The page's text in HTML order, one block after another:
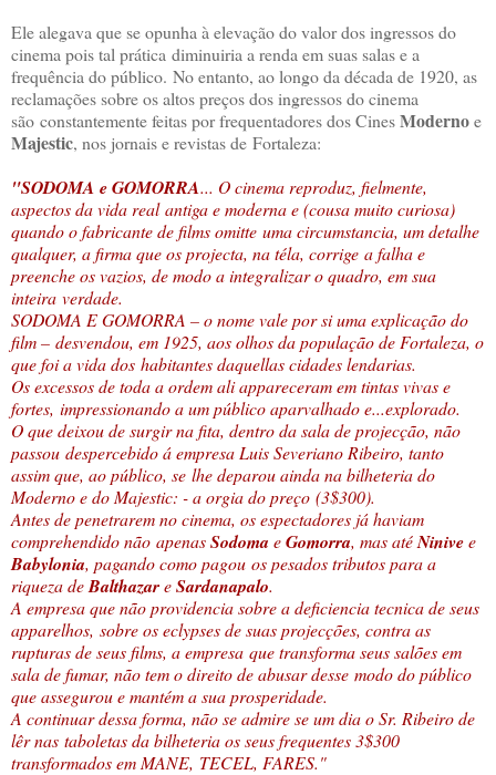
Ele alegava que se opunha à elevação do valor dos ingressos do
cinema pois tal prática diminuiria a renda em suas salas e a
frequência do público. No entanto, ao longo da década de 1920, as
reclamações sobre os altos preços dos ingressos do cinema
são constantemente feitas por frequentadores dos CinesModernoe
Majestic, nos jornais e revistas de Fortaleza:
"SODOMA e GOMORRA... O cinema reproduz, fielmente,
aspectos da vida real antiga e moderna e (cousa muito curiosa)
quando o fabricante de films omitte uma circumstancia, um detalhe
qualquer, a firma que os projecta, na téla, corrige a falha e
preenche os vazios, de modo a integralizar o quadro, em sua
inteira verdade.
SODOMA E GOMORRA – o nome vale por si uma explicação do
film – desvendou, em 1925, aos olhos da população de Fortaleza, o
que foi a vida dos habitantes daquellas cidades lendarias.
Os excessos de toda a ordem ali appareceram em tintas vivas e
fortes, impressionando a um público aparvalhado e...explorado.
O que deixou de surgir na fita, dentro da sala de projecção, não
passou despercebido á empresa Luis Severiano Ribeiro, tanto
assim que, ao público, se lhe deparou ainda na bilheteria do
Moderno e do Majestic: - a orgia do preço (3$300).
Antes de penetrarem no cinema, os espectadores já haviam
comprehendido não apenasSodoma eGomorra, mas atéNinivee
Babylonia, pagando como pagou os pesados tributos para a
riqueza deBalthazareSardanapalo.
A empresa que não providencia sobre a deficiencia tecnica de seus
apparelhos, sobre os eclypses de suas projecções, contra as
rupturas de seus films, a empresa que transforma seus salões em
sala de fumar, não tem o direito de abusar desse modo do público
que assegurou e mantém a sua prosperidade.
A continuar dessa forma, não se admire se um dia o Sr. Ribeiro de
lêr nas taboletas da bilheteria os seus frequentes 3$300
transformados em MANE, TECEL, FARES."